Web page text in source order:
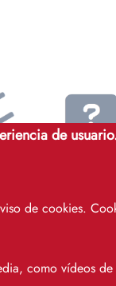
de
de cookies.
como vídeos de